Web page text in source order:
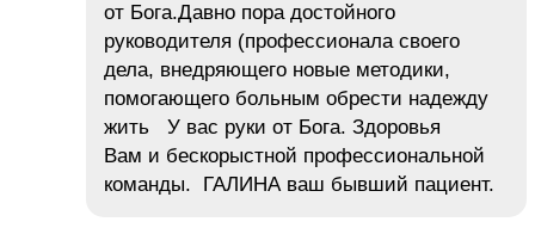
от Бога.Давно пора достойного
руководителя (профессионала своего
дела, внедряющего новые методики,
помогающего больным обрести надежду
жить У вас руки от Бога. Здоровья
Вам и бескорыстной профессиональной
команды. ГАЛИНА ваш бывший пациент.